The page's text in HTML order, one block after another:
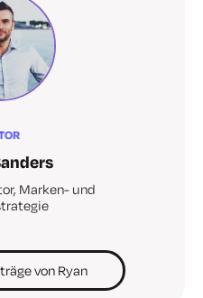
Marken- und
von Ryan